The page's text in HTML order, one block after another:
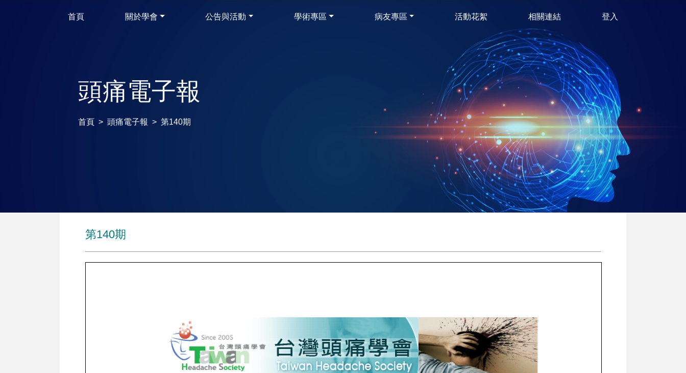
首頁 關於學會 公告與活動 學術專區 病友專區 活動花絮 相關連結 登入
頭痛電子報
首頁 頭痛電子報 第140期
第140期